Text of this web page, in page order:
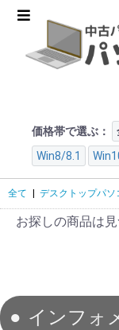
価格帯で選ぶ：
Win8/8.1
全て デスクトップパソ
お探しの商品は
インフォ